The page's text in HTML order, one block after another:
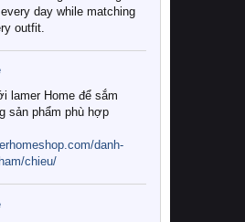
day while matching
outfit.
lamer Home để sắm
sản phẩm phù hợp
danh-
chieu/